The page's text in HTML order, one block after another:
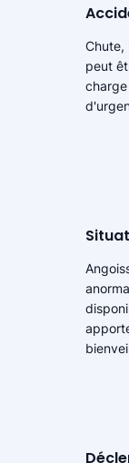
Chute,
peut